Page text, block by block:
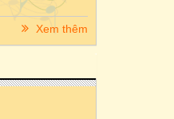
Xem thêm